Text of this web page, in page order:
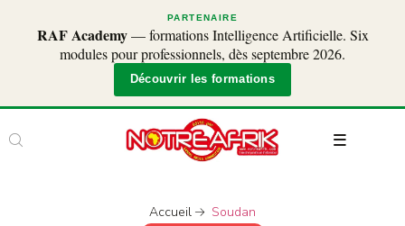
PARTENAIRE
RAF Academy— formations Intelligence Artificielle. Six
modules pour professionnels, dès septembre 2026.
Découvrir les formations
Accueil Soudan